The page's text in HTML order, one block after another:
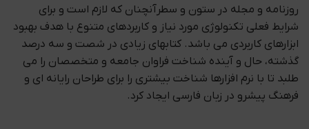
روزنامه و مجله در ستون و سطرآنچنان که لازم است و برای
شرایط فعلی تکنولوژی مورد نیاز و کاربردهای متنوع با هدف بهبود
ابزارهای کاربردی می باشد. کتابهای زیادی در شصت و سه درصد
گذشته، حال و آینده شناخت فراوان جامعه و متخصصان را می
طلبد تا با نرم افزارها شناخت بیشتری را برای طراحان رایانه ای و
فرهنگ پیشرو در زبان فارسی ایجاد کرد.